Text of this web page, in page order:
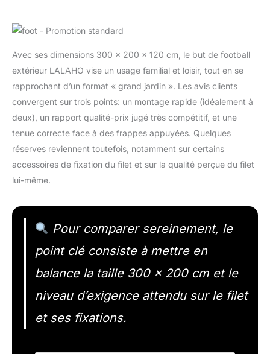
Avec ses dimensions 300 x 200 x 120 cm, le but de football
extérieur LALAHO vise un usage familial et loisir, tout en se
rapprochant d’un format « grand jardin ». Les avis clients
convergent sur trois points: un montage rapide (idéalement à
deux), un rapport qualité-prix jugé très compétitif, et une
tenue correcte face à des frappes appuyées. Quelques
réserves reviennent toutefois, notamment sur certains
accessoires de fixation du filet et sur la qualité perçue du filet
lui-même.
Pour comparer sereinement, le
point clé consiste à mettre en
balance la taille 300 x 200 cm et le
niveau d’exigence attendu sur le filet
et ses fixations.